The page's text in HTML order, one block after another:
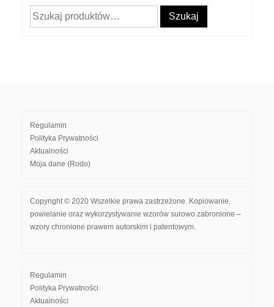
Szukaj: Szukaj
Regulamin
Polityka Prywatności
Aktualności
Moja dane (Rodo)
Copyright © 2020 Wszelkie prawa zastrzeżone. Kopiowanie,
powielanie oraz wykorzystywanie wzorów surowo zabronione –
wzory chronione prawem autorskim i patentowym.
Regulamin
Polityka Prywatności
Aktualności